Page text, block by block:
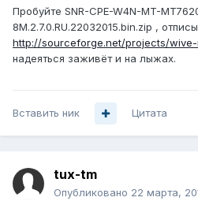
Пробуйте SNR-CPE-W4N-MT-
8M.2.7.0.RU.22032015.bin.zip ,
http://sourceforge.net/projects/
надеяться заживёт и на лыжах.
Вставить ник Цитата
tux-tm
Опубликовано 22 марта,